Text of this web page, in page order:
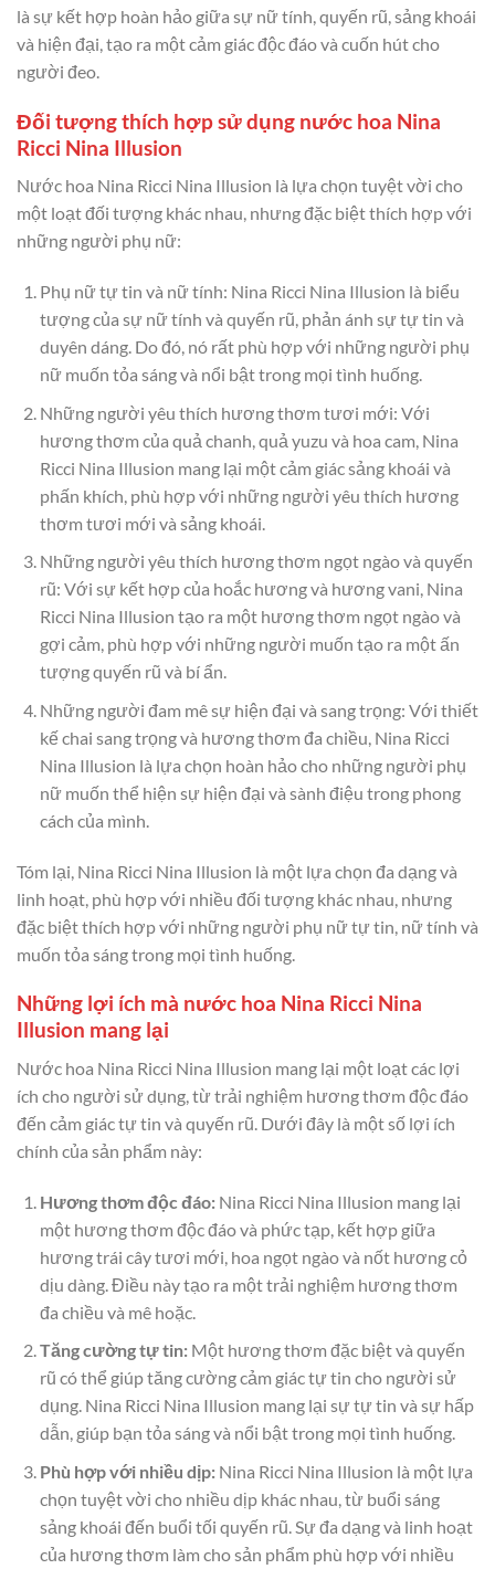
là sự kết hợp hoàn hảo giữa sự nữ tính, quyến rũ, sảng khoái
và hiện đại, tạo ra một cảm giác độc đáo và cuốn hút cho
người đeo.
Đối tượng thích hợp sử dụng nước hoa Nina
Ricci Nina Illusion
Nước hoa Nina Ricci Nina Illusion là lựa chọn tuyệt vời cho
một loạt đối tượng khác nhau, nhưng đặc biệt thích hợp với
những người phụ nữ:
Phụ nữ tự tin và nữ tính: Nina Ricci Nina Illusion là biểu
tượng của sự nữ tính và quyến rũ, phản ánh sự tự tin và
duyên dáng. Do đó, nó rất phù hợp với những người phụ
nữ muốn tỏa sáng và nổi bật trong mọi tình huống.
Những người yêu thích hương thơm tươi mới: Với
hương thơm của quả chanh, quả yuzu và hoa cam, Nina
Ricci Nina Illusion mang lại một cảm giác sảng khoái và
phấn khích, phù hợp với những người yêu thích hương
thơm tươi mới và sảng khoái.
Những người yêu thích hương thơm ngọt ngào và quyến
rũ: Với sự kết hợp của hoắc hương và hương vani, Nina
Ricci Nina Illusion tạo ra một hương thơm ngọt ngào và
gợi cảm, phù hợp với những người muốn tạo ra một ấn
tượng quyến rũ và bí ẩn.
Những người đam mê sự hiện đại và sang trọng: Với thiết
kế chai sang trọng và hương thơm đa chiều, Nina Ricci
Nina Illusion là lựa chọn hoàn hảo cho những người phụ
nữ muốn thể hiện sự hiện đại và sành điệu trong phong
cách của mình.
Tóm lại, Nina Ricci Nina Illusion là một lựa chọn đa dạng và
linh hoạt, phù hợp với nhiều đối tượng khác nhau, nhưng
đặc biệt thích hợp với những người phụ nữ tự tin, nữ tính và
muốn tỏa sáng trong mọi tình huống.
Những lợi ích mà nước hoa Nina Ricci Nina
Illusion mang lại
Nước hoa Nina Ricci Nina Illusion mang lại một loạt các lợi
ích cho người sử dụng, từ trải nghiệm hương thơm độc đáo
đến cảm giác tự tin và quyến rũ. Dưới đây là một số lợi ích
chính của sản phẩm này:
Hương thơm độc đáo:Nina Ricci Nina Illusion mang lại
một hương thơm độc đáo và phức tạp, kết hợp giữa
hương trái cây tươi mới, hoa ngọt ngào và nốt hương cỏ
dịu dàng. Điều này tạo ra một trải nghiệm hương thơm
đa chiều và mê hoặc.
Tăng cường tự tin:Một hương thơm đặc biệt và quyến
rũ có thể giúp tăng cường cảm giác tự tin cho người sử
dụng. Nina Ricci Nina Illusion mang lại sự tự tin và sự hấp
dẫn, giúp bạn tỏa sáng và nổi bật trong mọi tình huống.
Phù hợp với nhiều dịp:Nina Ricci Nina Illusion là một lựa
chọn tuyệt vời cho nhiều dịp khác nhau, từ buổi sáng
sảng khoái đến buổi tối quyến rũ. Sự đa dạng và linh hoạt
của hương thơm làm cho sản phẩm phù hợp với nhiều